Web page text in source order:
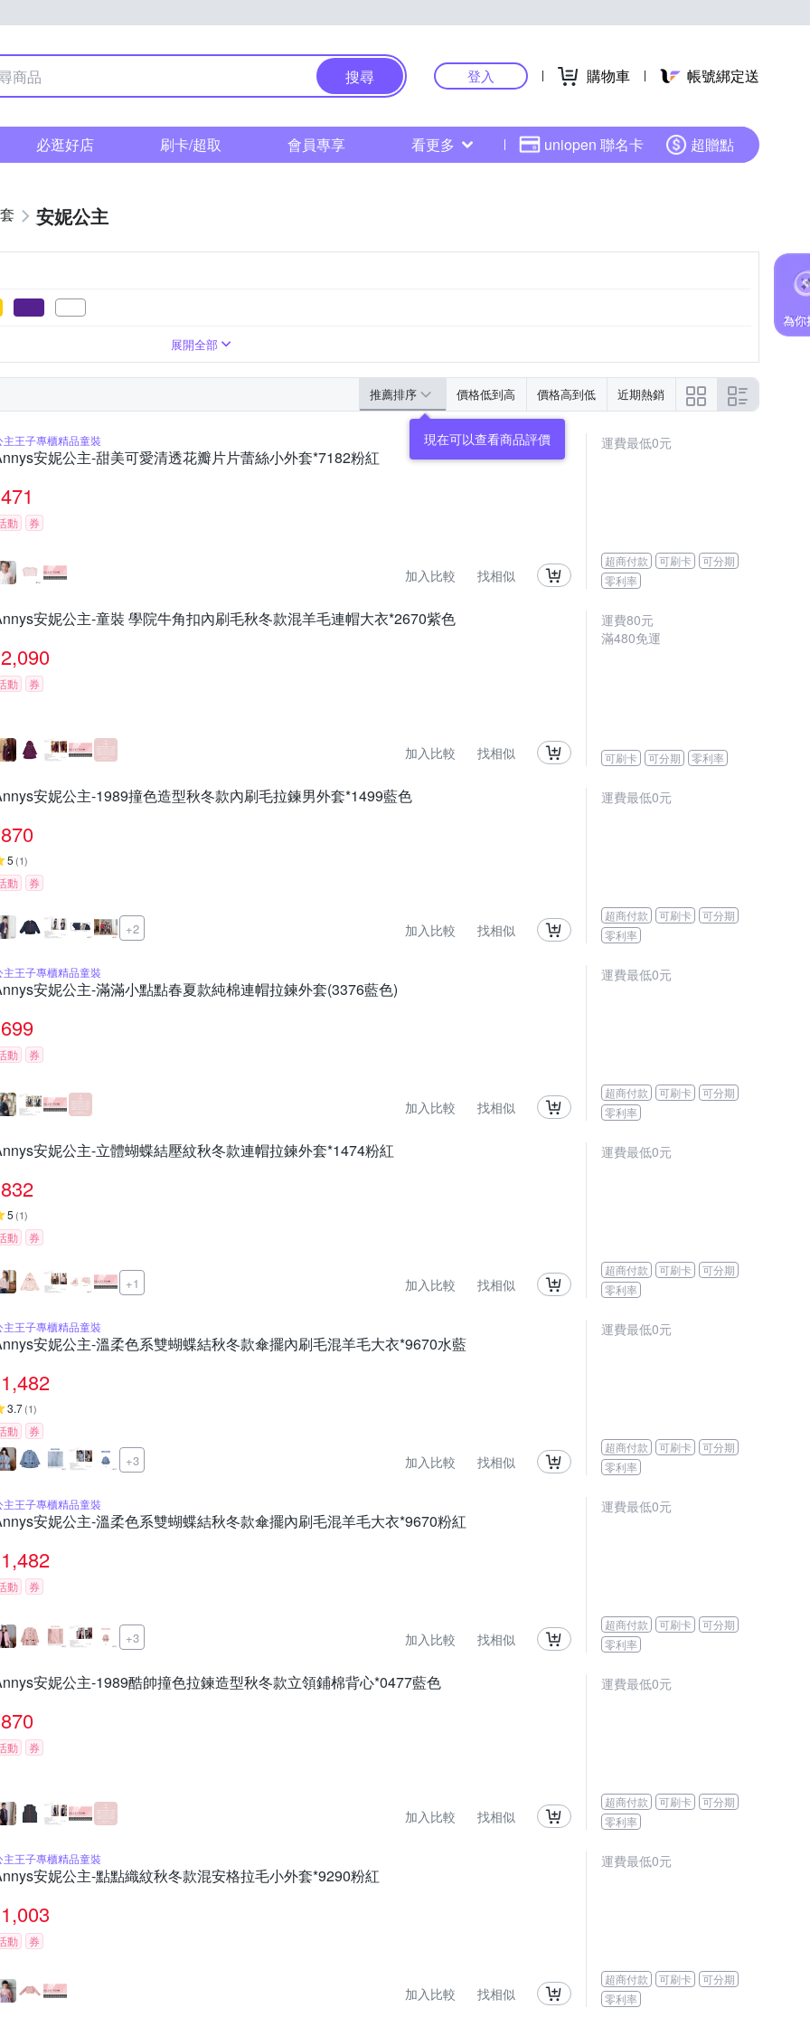
搜尋 登入 購物車 帳號綁定送
必逛好店 刷卡/超取 會員專享 看更多 uniopen 聯名卡 超贈點
安妮公主
背心外套
展開全部
推薦排序 價格低到高 價格高到低 近期熱銷
主王子專櫃精品童裝
安妮公主-甜美可愛清透花瓣片片蕾絲小外套*7182粉紅
471
動 券
加入比較 找相似
運費最低0元
超商付款 可刷卡
可分期
零利率
安妮公主-童裝 學院牛角扣內刷毛秋冬款混羊毛連帽大衣*2670紫色
2,090
動 券
加入比較 找相似
運費80元
滿480免運
可刷卡 可分期 零利率
安妮公主-1989撞色造型秋冬款內刷毛拉鍊男外套*1499藍色
870
5 (1)
動 券
+2 加入比較 找相似
運費最低0元
超商付款 可刷卡
可分期
零利率
主王子專櫃精品童裝
安妮公主-滿滿小點點春夏款純棉連帽拉鍊外套(3376藍色)
699
動 券
加入比較 找相似
運費最低0元
超商付款 可刷卡
可分期
零利率
安妮公主-立體蝴蝶結壓紋秋冬款連帽拉鍊外套*1474粉紅
832
5 (1)
動 券
+1 加入比較 找相似
運費最低0元
超商付款 可刷卡
可分期
零利率
主王子專櫃精品童裝
安妮公主-溫柔色系雙蝴蝶結秋冬款傘擺內刷毛混羊毛大衣*9670水藍
1,482
3.7(1)
動 券
+3 加入比較 找相似
運費最低0元
超商付款 可刷卡
可分期
零利率
主王子專櫃精品童裝
安妮公主-溫柔色系雙蝴蝶結秋冬款傘擺內刷毛混羊毛大衣*9670粉紅
1,482
動 券
+3 加入比較 找相似
運費最低0元
超商付款 可刷卡
可分期
零利率
安妮公主-1989酷帥撞色拉鍊造型秋冬款立領鋪棉背心*0477藍色
870
動 券
加入比較 找相似
運費最低0元
超商付款 可刷卡
可分期
零利率
主王子專櫃精品童裝
安妮公主-點點織紋秋冬款混安格拉毛小外套*9290粉紅
1,003
動 券
加入比較 找相似
運費最低0元
超商付款 可刷卡
可分期
零利率